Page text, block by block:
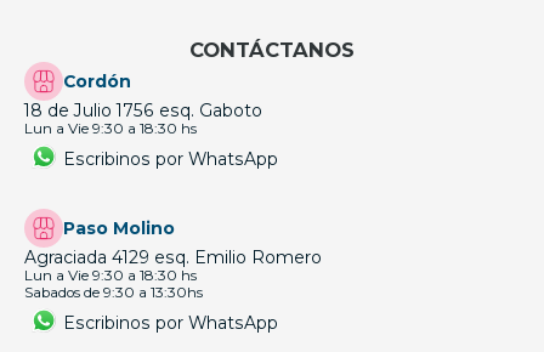
CONTÁCTANOS
Cordón
18 de Julio 1756 esq. Gaboto
Lun a Vie 9:30 a 18:30 hs
Escribinos por WhatsApp
Paso Molino
Agraciada 4129 esq. Emilio Romero
Lun a Vie 9:30 a 18:30 hs
Sabados de 9:30 a 13:30hs
Escribinos por WhatsApp